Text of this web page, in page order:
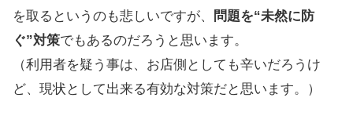
を取るというのも悲しいですが、
問題を“未然に防
ぐ”対策でもあるのだろうと思います。
（利用者を疑う事は、お店側としても辛いだろうけ
ど、現状として出来る有効な対策だと思います。）